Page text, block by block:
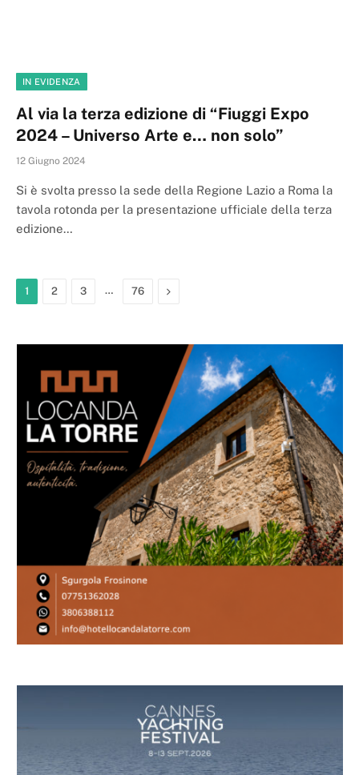
IN EVIDENZA
Al via la terza edizione di “Fiuggi Expo
2024 – Universo Arte e… non solo”
12 Giugno 2024
Si è svolta presso la sede della Regione Lazio a Roma la
tavola rotonda per la presentazione ufficiale della terza
edizione…
1 2 3 … 76 Next